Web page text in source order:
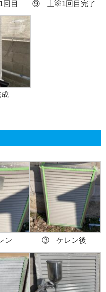
目 ⑨ 上塗1回目完了
ン ③ ケレン後